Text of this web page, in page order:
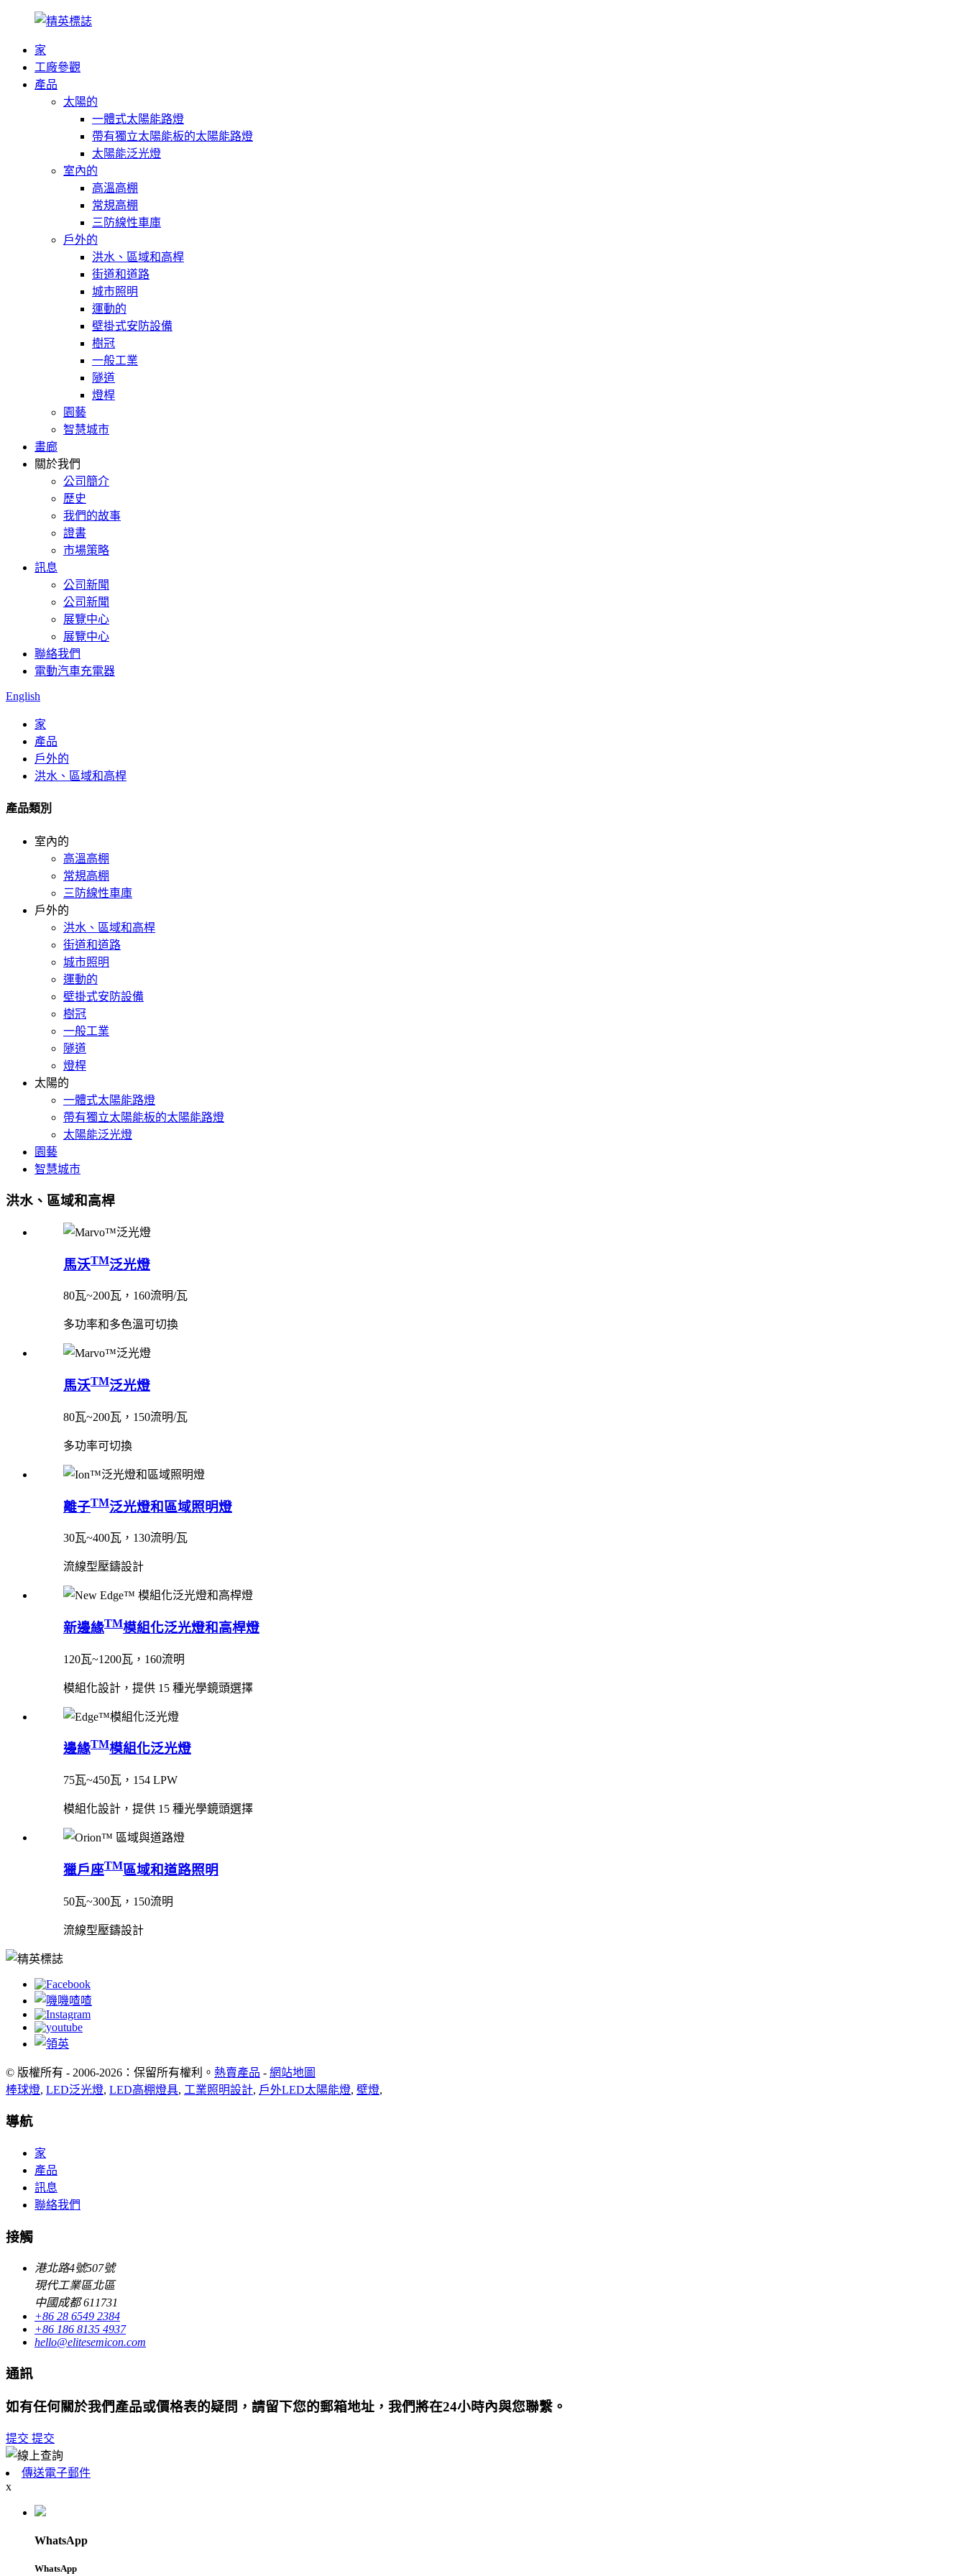
家
工廠參觀
產品
太陽的
一體式太陽能路燈
帶有獨立太陽能板的太陽能路燈
太陽能泛光燈
室內的
高溫高棚
常規高棚
三防線性車庫
戶外的
洪水、區域和高桿
街道和道路
城市照明
運動的
壁掛式安防設備
樹冠
一般工業
隧道
燈桿
園藝
智慧城市
畫廊
關於我們
公司簡介
歷史
我們的故事
證書
市場策略
訊息
公司新聞
公司新聞
展覽中心
展覽中心
聯絡我們
電動汽車充電器
English
家
產品
戶外的
洪水、區域和高桿
產品類別
室內的
高溫高棚
常規高棚
三防線性車庫
戶外的
洪水、區域和高桿
街道和道路
城市照明
運動的
壁掛式安防設備
樹冠
一般工業
隧道
燈桿
太陽的
一體式太陽能路燈
帶有獨立太陽能板的太陽能路燈
太陽能泛光燈
園藝
智慧城市
洪水、區域和高桿
馬沃TM泛光燈
80瓦~200瓦，160流明/瓦
多功率和多色溫可切換
馬沃TM泛光燈
80瓦~200瓦，150流明/瓦
多功率可切換
離子TM泛光燈和區域照明燈
30瓦~400瓦，130流明/瓦
流線型壓鑄設計
新邊緣TM模組化泛光燈和高桿燈
120瓦~1200瓦，160流明
模組化設計，提供 15 種光學鏡頭選擇
邊緣TM模組化泛光燈
75瓦~450瓦，154 LPW
模組化設計，提供 15 種光學鏡頭選擇
獵戶座TM區域和道路照明
50瓦~300瓦，150流明
流線型壓鑄設計
© 版權所有 - 2006-2026：保留所有權利。 熱賣產品 - 網站地圖
棒球燈, LED泛光燈, LED高棚燈具, 工業照明設計, 戶外LED太陽能燈, 壁燈,
導航
家
產品
訊息
聯絡我們
接觸
港北路4號507號
現代工業區北區
中國成都 611731
+86 28 6549 2384
+86 186 8135 4937
hello@elitesemicon.com
通訊
如有任何關於我們產品或價格表的疑問，請留下您的郵箱地址，我們將在24小時內與您聯繫。
提交 提交
傳送電子郵件
x
WhatsApp
WhatsApp